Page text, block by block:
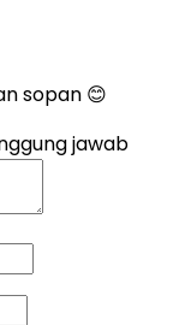
sopan 😊
jawab